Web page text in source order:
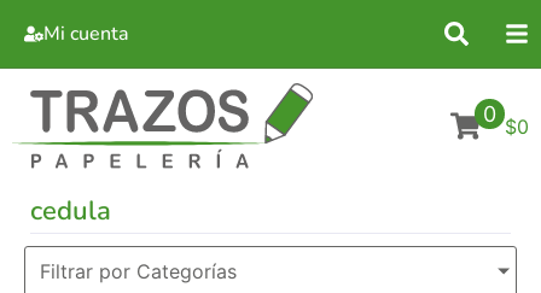
Mi cuenta
0 $0
cedula
Filtrar por Categorías